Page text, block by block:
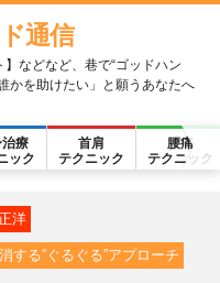
通信
】などなど、巷で“ゴッドハン
かを助けたい」と願うあなたへ
療
ック
首肩
テクニック
腰痛
テクニック
洋
する”ぐるぐる”アプローチ